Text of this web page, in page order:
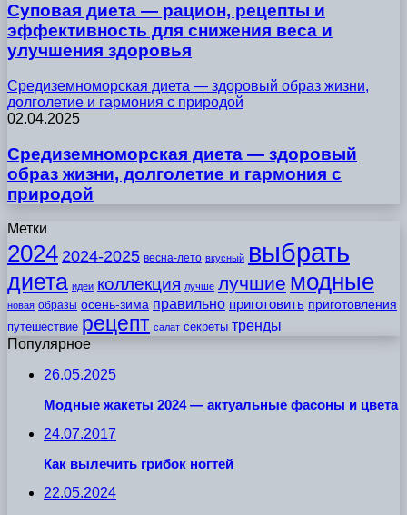
Суповая диета — рацион, рецепты и
эффективность для снижения веса и
улучшения здоровья
Средиземноморская диета — здоровый образ жизни,
долголетие и гармония с природой
02.04.2025
Средиземноморская диета — здоровый
образ жизни, долголетие и гармония с
природой
Метки
2024 2024-2025 весна-лето вкусный выбрать
диета идеи коллекция лучше лучшие модные
новая образы осень-зима правильно приготовить приготовления
путешествие рецепт салат секреты тренды
Популярное
26.05.2025
Модные жакеты 2024 — актуальные фасоны и цвета
24.07.2017
Как вылечить грибок ногтей
22.05.2024